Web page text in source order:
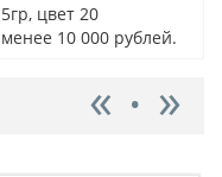
цвет 20
10 000 рублей.